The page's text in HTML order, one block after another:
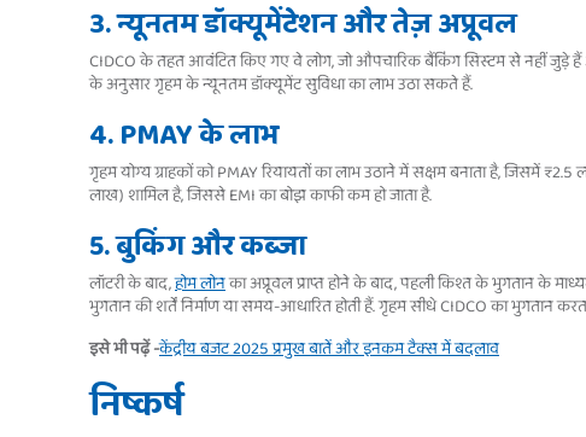
3. न्यूनतम डॉक्यूमेंटेशन और तेज़ अप्रूवल
CIDCO के तहत आवंटित किए गए वे लोग, जो औपचारिक बैंकिंग सिस्टम से नहीं जुड़े हैं
के अनुसार गृहम के न्यूनतम डॉक्यूमेंट सुविधा का लाभ उठा सकते हैं.
4. PMAY के लाभ
गृहम योग्य ग्राहकों को PMAY रियायतों का लाभ उठाने में सक्षम बनाता है, जिसमें
लाख) शामिल है, जिससे EMI का बोझ काफी कम हो जाता है.
5. बुकिंग और कब्जा
लॉटरी के बाद,होम लोनका अप्रूवल प्राप्त होने के बाद, पहली किश्त के भुगतान के
भुगतान की शर्तें निर्माण या समय-आधारित होती हैं. गृहम सीधे CIDCO का भुगतान
इसे भी पढ़ें -केंद्रीय बजट 2025 प्रमुख बातें और इनकम टैक्स में बदलाव
निष्कर्ष